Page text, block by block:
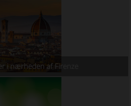
i nærheden af ​​Firenze